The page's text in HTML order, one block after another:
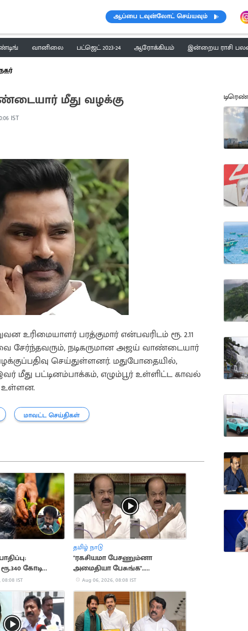
ஆப்பை டவுன்லோட் செய்யவும்
வானிலை பட்ஜெட் 2023-24 ஆரோக்கியம் இன்றைய ராசி
மீது வழக்கு
IST
உரிமையாளர் பரத்குமார் என்பவரிடம் ரூ. 2.11
சேர்ந்தவரும், நடிகருமான அஜய் வாண்டையார்
செய்துள்ளனர். மதுபோதையில்,
மீது பட்டினம்பாக்கம், எழும்பூர் உள்ளிட்ட காவல்
உள்ளன.
மாவட்ட செய்திகள்
கோடி
IST
தமிழ் நாடு
"ரகசியமா பேசணும்னா
அமைதியா பேசுங்க"..
எதிர்க்கட்சியினருக்கு சபாநாயகர்
அறிவுரை
Aug 06, 2026, 08:08 IST